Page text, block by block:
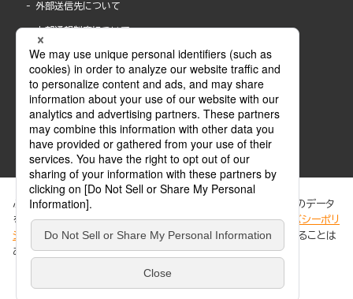
外部送信先について
内部通報制度について
ABJマークは、この電子書店・電子書籍配信サービスが、著作権者からコンテンツ使用許諾を
得た正規版配信サービスであることを示す登録商標(登録番号 第6091713号)です。
ABJマークの詳細、ABJマークを掲示しているサービスの一覧はこちら。
ぶんか社が運営するサイトでは、利便性向上のためにCookie等のデータ
を使用しています。 当社のCookieについての詳細は、「プライバシーポリ
シー
」をご覧ください。当サイトでは、訪問者の個人情報を追跡することは
ありません。